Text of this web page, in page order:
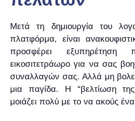
Μετά τη δημιουργία του
πλατφόρμα, είναι
προσφέρει
εικοσιτετράωρο για να σας
συναλλαγών σας. Αλλά μη
μια παγίδα. Η “βελτίωση της
μοιάζει πολύ με το να ακούς